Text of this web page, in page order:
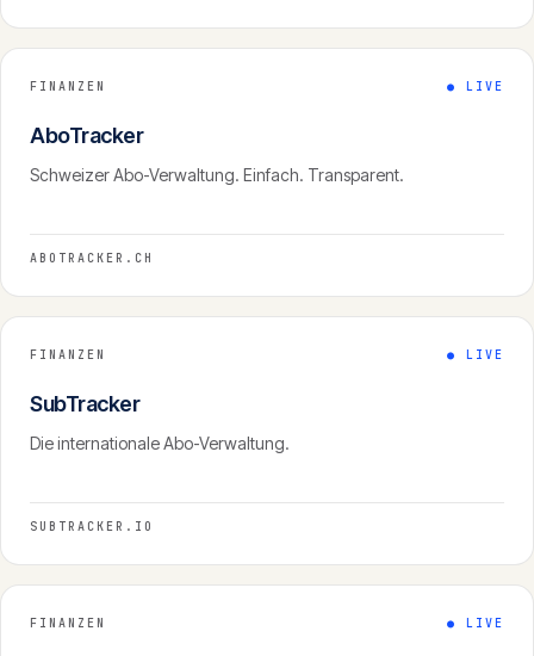
FINANZEN ● LIVE
AboTracker
Schweizer Abo-Verwaltung. Einfach. Transparent.
ABOTRACKER.CH
FINANZEN ● LIVE
SubTracker
Die internationale Abo-Verwaltung.
SUBTRACKER.IO
FINANZEN ● LIVE